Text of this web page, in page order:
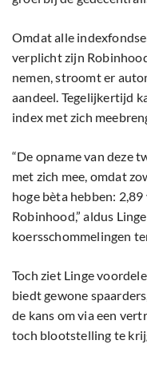
Omdat alle
verplicht zijn
nemen, stroomt er
aandeel. Tegelijkertijd
index met zich
“De opname van deze
met zich mee, omdat
hoge bèta hebben:
Robinhood,” aldus
koersschommelingen
Toch ziet Linge
biedt gewone
de kans om via een
toch blootstelling te